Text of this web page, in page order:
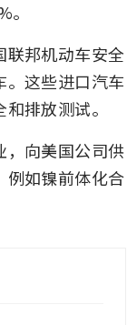
联邦机动车安全
。这些进口汽车
排放测试。
，向美国公司供
例如镍前体化合